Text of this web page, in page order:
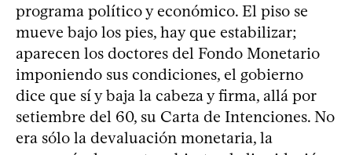
programa político y económico. El piso se
mueve bajo los pies, hay que estabilizar;
aparecen los doctores del Fondo Monetario
imponiendo sus condiciones, el gobierno
dice que sí y baja la cabeza y firma, allá por
setiembre del 60, su Carta de Intenciones. No
era sólo la devaluación monetaria, la